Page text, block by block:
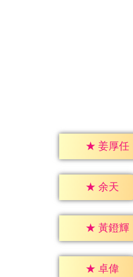
★ 姜厚任
★ 余天
★ 黃鐙輝
★ 卓偉